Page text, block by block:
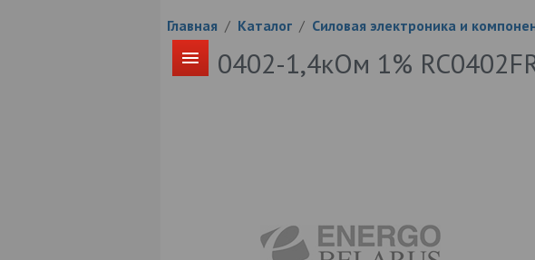
Главная / Каталог / Силовая электроника и
0402-1,4кОм 1%